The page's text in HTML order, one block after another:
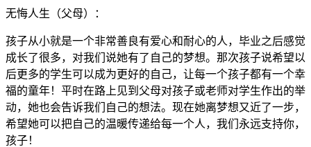
无悔人生（父母）：
孩子从小就是一个非常善良有爱心和耐心的人，毕业之后感觉
成长了很多，对我们说她有了自己的梦想。那次孩子说希望以
后更多的学生可以成为更好的自己，让每一个孩子都有一个幸
福的童年！平时在路上见到父母对孩子或老师对学生作出的举
动，她也会告诉我们自己的想法。现在她离梦想又近了一步，
希望她可以把自己的温暖传递给每一个人，我们永远支持你，
孩子！